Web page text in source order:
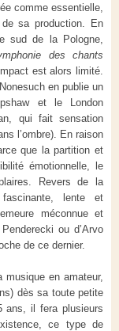
comme essentielle,
sa production. En
sud de la Pologne,
des chants
est alors limité.
en publie un
et le London
qui fait sensation
l’ombre). En raison
que la partition et
émotionnelle, le
Revers de la
lente et
méconnue et
ou d’Arvo
de ce dernier.
musique en amateur,
dès sa toute petite
ans, il fera plusieurs
ce type de